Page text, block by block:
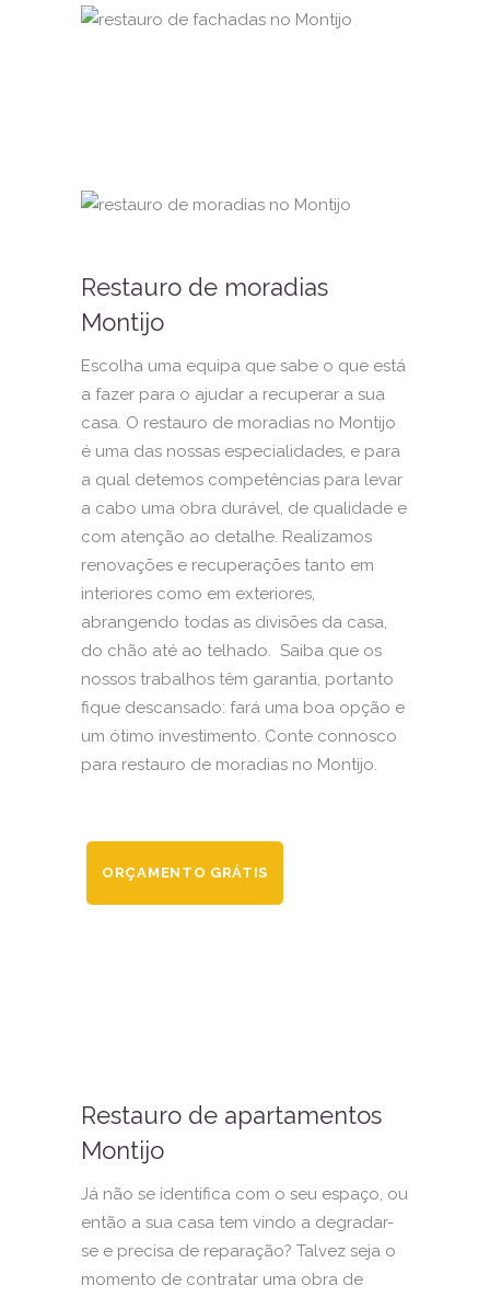
Restauro de moradias
Montijo
Escolha uma equipa que sabe o que está
a fazer para o ajudar a recuperar a sua
casa. O restauro de moradias no Montijo
é uma das nossas especialidades, e para
a qual detemos competências para levar
a cabo uma obra durável, de qualidade e
com atenção ao detalhe. Realizamos
renovações e recuperações tanto em
interiores como em exteriores,
abrangendo todas as divisões da casa,
do chão até ao telhado. Saiba que os
nossos trabalhos têm garantia, portanto
fique descansado: fará uma boa opção e
um ótimo investimento. Conte connosco
para restauro de moradias no Montijo.
ORÇAMENTO GRÁTIS
Restauro de apartamentos
Montijo
Já não se identifica com o seu espaço, ou
então a sua casa tem vindo a degradar-
se e precisa de reparação? Talvez seja o
momento de contratar uma obra de